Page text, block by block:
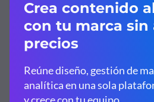
6
Refuerza puntos
presentación con